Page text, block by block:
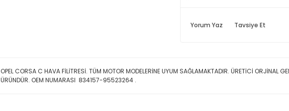
Yorum Yaz Tavsiye Et
OPEL CORSA C HAVA FİLİTRESİ. TÜM MOTOR MODELERİNE UYUM SAĞLAMAKTADIR. ÜRETİCİ ORJİNAL
ÜRÜNDÜR. OEM NUMARASI 834157-95523264 .